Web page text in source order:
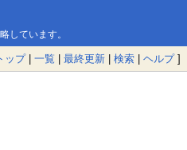
しています。
ップ| 一覧 | 最終更新 | 検索 | ヘルプ]